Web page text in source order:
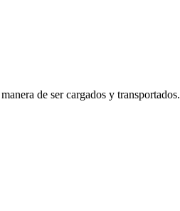
de ser cargados y transportados.